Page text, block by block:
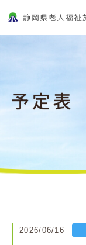
2026/06/16